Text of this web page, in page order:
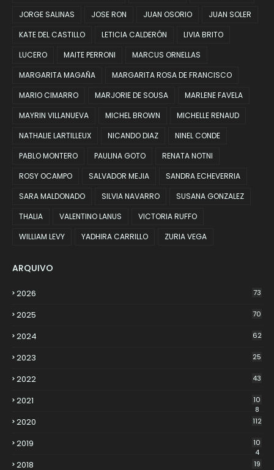
JORGE SALINAS
JOSE RON JUAN OSORIO
JUAN SOLER
KATE DEL CASTILLO
LETICIA CALDERÓN
LIVIA BRITO
LUCERO
MAITE PERRONI
MARCUS ORNELLAS
MARGARITA MAGAÑA
MARGARITA ROSA DE FRANCISCO
MARIO CIMARRO
MARJORIE DE SOUSA
MARLENE FAVELA
MAYRIN VILLANUEVA
MICHEL BROWN
MICHELLE RENAUD
NATHALIE LARTILLEUX
NICANDO DIAZ
NINEL CONDE
PABLO MONTERO
PAULINA GOTO
RENATA NOTNI
ROSY OCAMPO
SALVADOR MEJIA
SANDRA ECHEVERRIA
SARA MALDONADO
SILVIA NAVARRO
SUSANA GONZALEZ
THALIA
VALENTINO LANUS
VICTORIA RUFFO
WILLIAM LEVY
YADHIRA CARRILLO ZURIA VEGA
ARQUIVO
2026 73
2025 70
2024 62
2023 25
2022 43
2021
10
8
2020 112
2019
10
4
2018
19